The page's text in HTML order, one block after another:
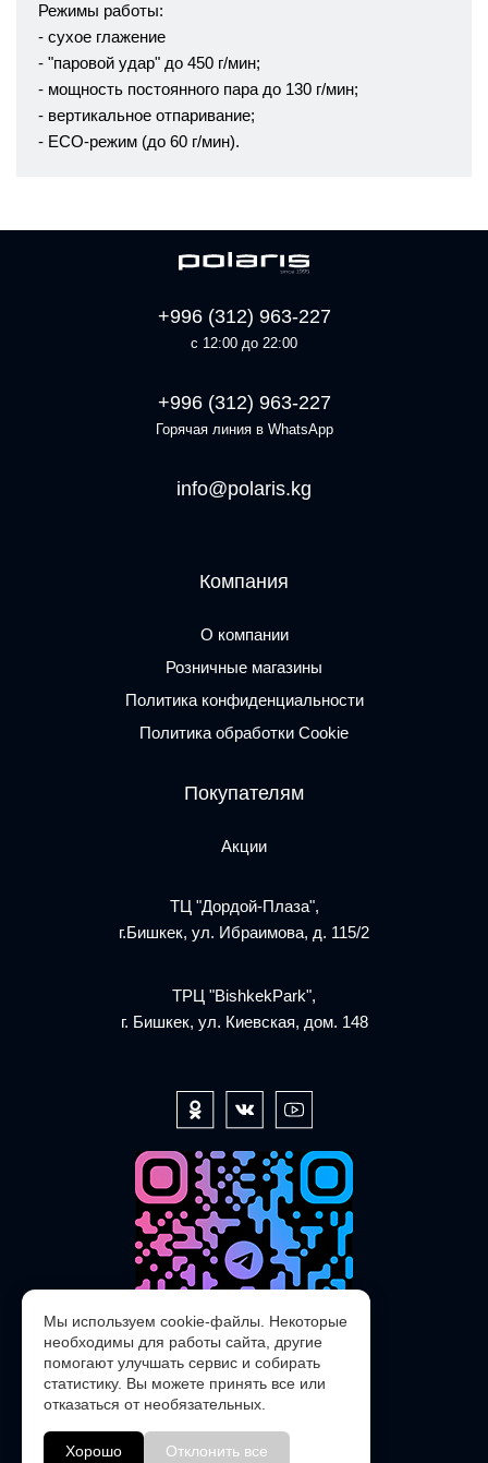
Режимы работы:
- сухое глажение
- "паровой удар" до 450 г/мин;
- мощность постоянного пара до 130 г/мин;
- вертикальное отпаривание;
- ECO-режим (до 60 г/мин).
+996 (312) 963-227
с 12:00 до 22:00
+996 (312) 963-227
Горячая линия в WhatsApp
info@polaris.kg
Компания
О компании
Розничные магазины
Политика конфиденциальности
Политика обработки Cookie
Покупателям
Акции
ТЦ "Дордой-Плаза",
г.Бишкек, ул. Ибраимова, д. 115/2
ТРЦ "BishkekPark",
г. Бишкек, ул. Киевская, дом. 148
@POLARIS_SERVICE_KG_bot
Мы используем cookie-файлы. Некоторые
необходимы для работы сайта, другие
помогают улучшать сервис и собирать
статистику. Вы можете принять все или
отказаться от необязательных.
Хорошо Отклонить все